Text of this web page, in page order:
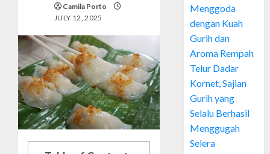
Camila Porto
JULY 12, 2025
Menggoda
dengan Kuah
Gurih dan
Aroma Rempah
Telur Dadar
Kornet, Sajian
Gurih yang
Selalu Berhasil
Menggugah
Selera